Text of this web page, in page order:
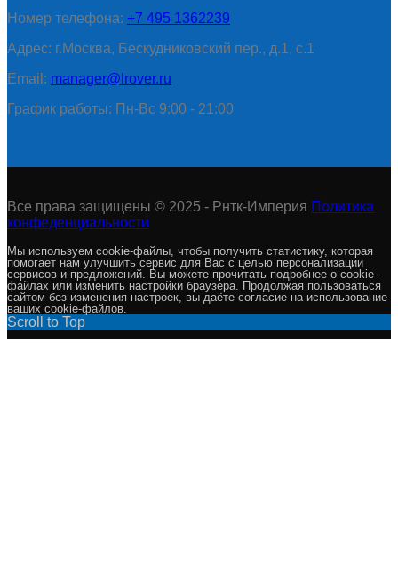
Номер телефона: +7 495 1362239
Адрес: г.Москва, Бескудниковский пер., д.1, с.1
Email: manager@lrover.ru
График работы: Пн-Вс 9:00 - 21:00
Все права защищены © 2025 - Рнтк-Империя Политика
конфеденциальности
Мы используем cookie-файлы, чтобы получить статистику, которая
помогает нам улучшить сервис для Вас с целью персонализации
сервисов и предложений. Вы можете прочитать подробнее о cookie-
файлах или изменить настройки браузера. Продолжая пользоваться
сайтом без изменения настроек, вы даёте согласие на использование
ваших cookie-файлов.
Scroll to Top